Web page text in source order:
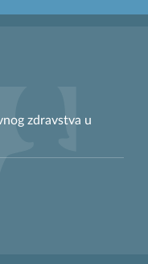
zdravstva u